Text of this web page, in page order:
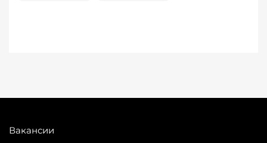
Вакансии